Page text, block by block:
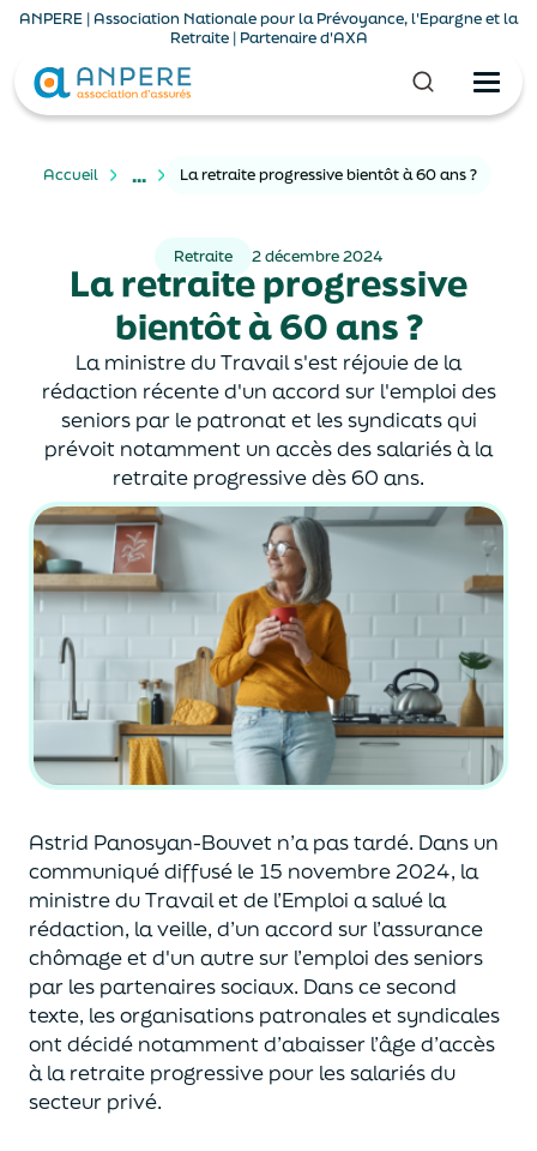
ANPERE | Association Nationale pour la Prévoyance, l'Epargne et la
Retraite | Partenaire d'AXA
Accueil ... La retraite progressive bientôt à 60 ans ?
Retraite 2 décembre 2024
La retraite progressive
bientôt à 60 ans ?
La ministre du Travail s'est réjouie de la
rédaction récente d'un accord sur l'emploi des
seniors par le patronat et les syndicats qui
prévoit notamment un accès des salariés à la
retraite progressive dès 60 ans.
Astrid Panosyan-Bouvet n’a pas tardé. Dans un
communiqué diffusé le 15 novembre 2024, la
ministre du Travail et de l’Emploi a salué la
rédaction, la veille, d’un accord sur l’assurance
chômage etd'un autre sur l’emploi des seniors
par les partenaires sociaux. Dans ce second
texte, les organisations patronales et syndicales
ont décidé notamment d’abaisser l’âge d’accès
à la retraite progressive pour les salariés du
secteur privé.